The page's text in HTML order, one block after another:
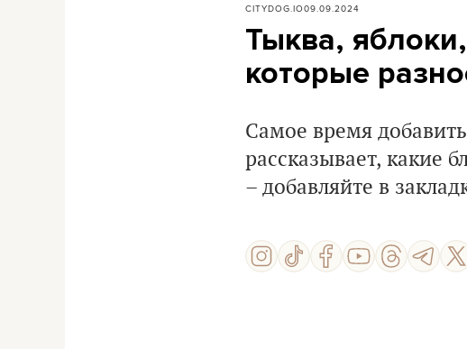
CITYDOG.IO09.09.2024
Тыква,
которые
Самое время
рассказывает, какие
– добавляйте в